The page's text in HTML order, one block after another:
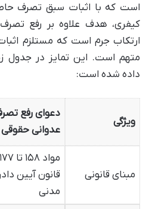
است که با اثبات سبق تصرف
کیفری، هدف علاوه بر رفع
ارتکاب جرم است که مستلزم
متهم است. این تمایز در جدول
داده شده است:
ویژگی
دعوای رفع
عدوانی حقوقی
مبنای قانونی
مواد ۱۵۸ تا ۱۷۷
قانون آیین
مدنی